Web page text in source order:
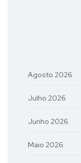
Agosto 2026
Julho 2026
Junho 2026
Maio 2026